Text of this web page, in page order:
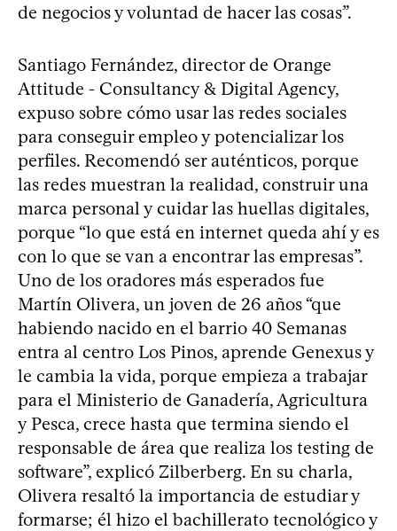
de negocios y voluntad de hacer las cosas”.
Santiago Fernández, director de Orange
Attitude - Consultancy & Digital Agency,
expuso sobre cómo usar las redes sociales
para conseguir empleo y potencializar los
perfiles. Recomendó ser auténticos, porque
las redes muestran la realidad, construir una
marca personal y cuidar las huellas digitales,
porque “lo que está en internet queda ahí y es
con lo que se van a encontrar las empresas”.
Uno de los oradores más esperados fue
Martín Olivera, un joven de 26 años “que
habiendo nacido en el barrio 40 Semanas
entra al centro Los Pinos, aprende Genexus y
le cambia la vida, porque empieza a trabajar
para el Ministerio de Ganadería, Agricultura
y Pesca, crece hasta que termina siendo el
responsable de área que realiza los testing de
software”, explicó Zilberberg. En su charla,
Olivera resaltó la importancia de estudiar y
formarse; él hizo el bachillerato tecnológico y